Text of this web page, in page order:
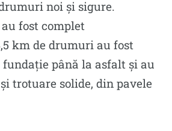
noi și sigure.
fost complet
km de drumuri au fost
până la asfalt și au
trotuare solide, din pavele